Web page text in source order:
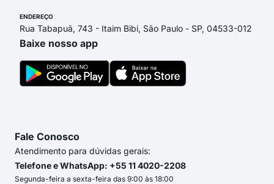
ENDEREÇO
Rua Tabapuã, 743 - Itaim Bibi, São Paulo - SP, 04533-012
Baixe nosso app
Fale Conosco
Atendimento para dúvidas gerais:
Telefone e WhatsApp: +55 11 4020-2208
Segunda-feira a sexta-feira das 9:00 às 18:00